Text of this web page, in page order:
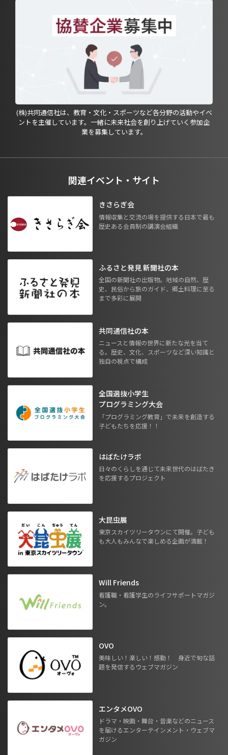
(株)共同通信社は、教育・文化・スポーツなど各分野の活動やイベ
ントを主催しています。一緒に未来社会を創り上げていく参加企
業を募集しています。
関連イベント・サイト
きさらぎ会
情報収集と交流の場を提供する日本で最も
歴史ある会員制の講演会組織
ふるさと発見 新聞社の本
全国の新聞社の出版物。地域の自然、歴
史、民俗から旅のガイド、郷土料理に至る
まで多彩に展開
共同通信社の本
ニュースと情報の世界に新たな光を当て
る。歴史、文化、スポーツなど深い知識と
独自の視点で構成
全国選抜小学生
プログラミング大会
「プログラミング教育」で未来を創造する
子どもたちを応援！！
はばたけラボ
日々のくらしを通じて未来世代のはばたき
を応援するプロジェクト
大昆虫展
東京スカイツリータウンにて開催。子ども
も大人もみんなで楽しめる企画が満載！
Will Friends
看護職・看護学生のライフサポートマガジ
ン。
OVO
美味しい！楽しい！感動！ 身近で旬な話
題を発信するウェブマガジン
エンタメOVO
ドラマ・映画・舞台・音楽などのニュース
を届けるエンターテインメント・ウェブマ
ガジン